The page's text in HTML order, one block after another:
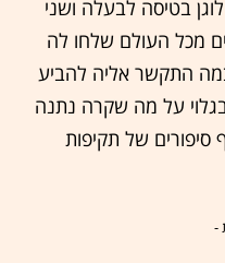
בטיסה לבעלה ושני
מכל העולם שלחו לה
התקשר אליה להביע
על מה שקרה נתנה
של תקיפות
-